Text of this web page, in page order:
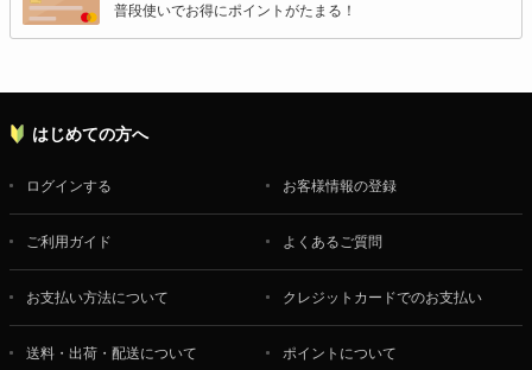
普段使いでお得にポイントがたまる！
はじめての方へ
ログインする お客様情報の登録
ご利用ガイド よくあるご質問
お支払い方法について クレジットカードでのお支払い
送料・出荷・配送について ポイントについて